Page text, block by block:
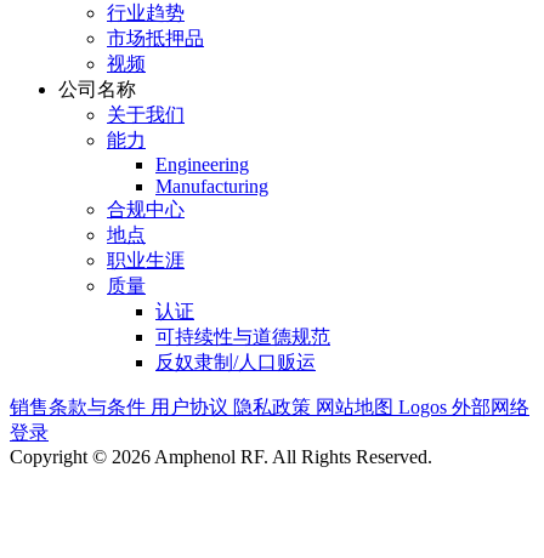
行业趋势
市场抵押品
视频
公司名称
关于我们
能力
Engineering
Manufacturing
合规中心
地点
职业生涯
质量
认证
可持续性与道德规范
反奴隶制/人口贩运
销售条款与条件 用户协议 隐私政策 网站地图 Logos 外部网络
登录
Copyright © 2026 Amphenol RF. All Rights Reserved.